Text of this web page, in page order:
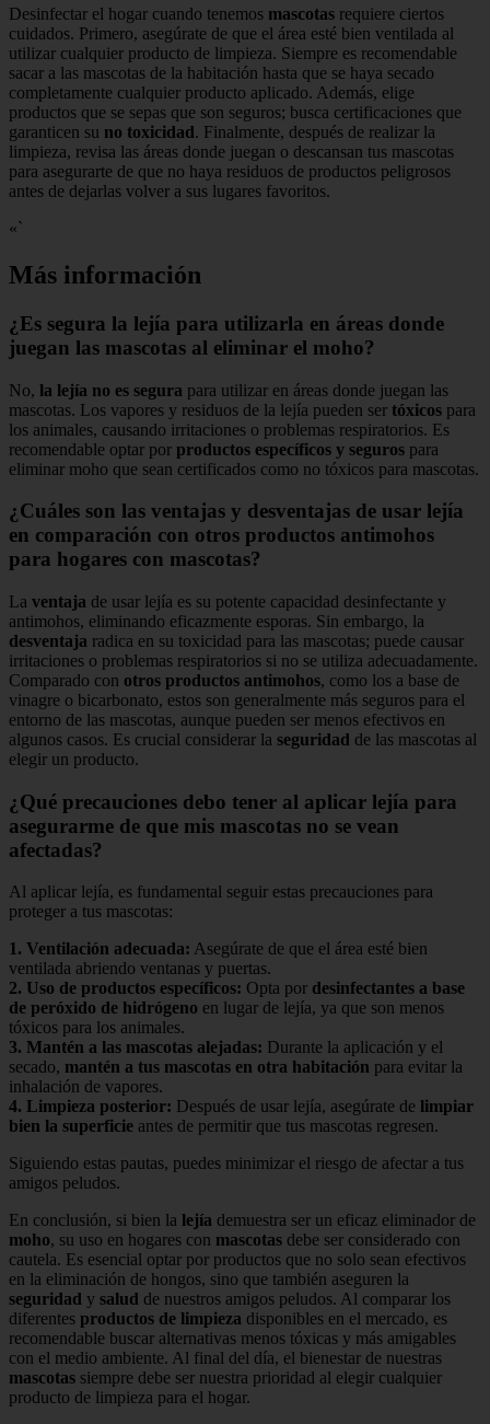
Desinfectar el hogar cuando tenemos mascotas requiere ciertos
cuidados. Primero, asegúrate de que el área esté bien ventilada al
utilizar cualquier producto de limpieza. Siempre es recomendable
sacar a las mascotas de la habitación hasta que se haya secado
completamente cualquier producto aplicado. Además, elige
productos que se sepas que son seguros; busca certificaciones que
garanticen su no toxicidad. Finalmente, después de realizar la
limpieza, revisa las áreas donde juegan o descansan tus mascotas
para asegurarte de que no haya residuos de productos peligrosos
antes de dejarlas volver a sus lugares favoritos.
«`
Más información
¿Es segura la lejía para utilizarla en áreas donde
juegan las mascotas al eliminar el moho?
No, la lejía no es segura para utilizar en áreas donde juegan las
mascotas. Los vapores y residuos de la lejía pueden ser tóxicos para
los animales, causando irritaciones o problemas respiratorios. Es
recomendable optar por productos específicos y seguros para
eliminar moho que sean certificados como no tóxicos para mascotas.
¿Cuáles son las ventajas y desventajas de usar lejía
en comparación con otros productos antimohos
para hogares con mascotas?
La ventaja de usar lejía es su potente capacidad desinfectante y
antimohos, eliminando eficazmente esporas. Sin embargo, la
desventaja radica en su toxicidad para las mascotas; puede causar
irritaciones o problemas respiratorios si no se utiliza adecuadamente.
Comparado con otros productos antimohos, como los a base de
vinagre o bicarbonato, estos son generalmente más seguros para el
entorno de las mascotas, aunque pueden ser menos efectivos en
algunos casos. Es crucial considerar la seguridad de las mascotas al
elegir un producto.
¿Qué precauciones debo tener al aplicar lejía para
asegurarme de que mis mascotas no se vean
afectadas?
Al aplicar lejía, es fundamental seguir estas precauciones para
proteger a tus mascotas:
1. Ventilación adecuada: Asegúrate de que el área esté bien
ventilada abriendo ventanas y puertas.
2. Uso de productos específicos: Opta por desinfectantes a base
de peróxido de hidrógeno en lugar de lejía, ya que son menos
tóxicos para los animales.
3. Mantén a las mascotas alejadas: Durante la aplicación y el
secado, mantén a tus mascotas en otra habitación para evitar la
inhalación de vapores.
4. Limpieza posterior: Después de usar lejía, asegúrate de limpiar
bien la superficie antes de permitir que tus mascotas regresen.
Siguiendo estas pautas, puedes minimizar el riesgo de afectar a tus
amigos peludos.
En conclusión, si bien la lejía demuestra ser un eficaz eliminador de
moho, su uso en hogares con mascotas debe ser considerado con
cautela. Es esencial optar por productos que no solo sean efectivos
en la eliminación de hongos, sino que también aseguren la
seguridad y salud de nuestros amigos peludos. Al comparar los
diferentes productos de limpieza disponibles en el mercado, es
recomendable buscar alternativas menos tóxicas y más amigables
con el medio ambiente. Al final del día, el bienestar de nuestras
mascotas siempre debe ser nuestra prioridad al elegir cualquier
producto de limpieza para el hogar.